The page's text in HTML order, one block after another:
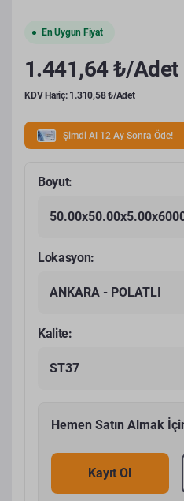
En Uygun Fiyat
1.441,64 ₺/Adet
KDV Hariç: 1.310,58 ₺/Adet
Şimdi Al 12 Ay Sonra Öde!
Boyut:
Lokasyon:
ANKARA - POLATLI
Kalite:
ST37
Hemen Satın Almak
Kayıt Ol